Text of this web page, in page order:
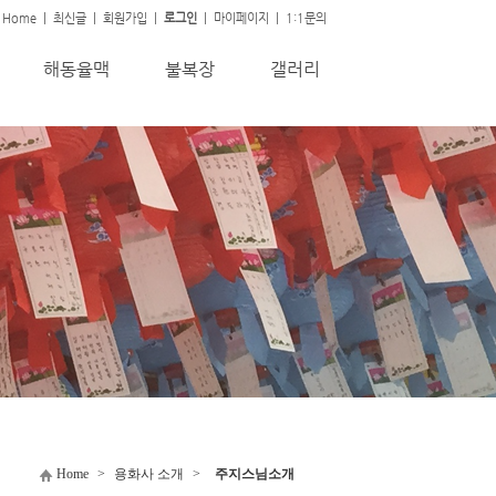
Home 최신글 회원가입 로그인 마이페이지 1:1문의
해동율맥 불복장 갤러리
Home > 용화사 소개 > 주지스님소개